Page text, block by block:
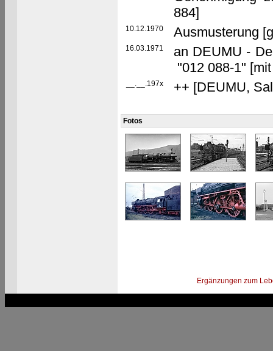
884]
10.12.1970 Ausmusterung
16.03.1971
an DEUMU -
"012 088-1"
__.__.197x ++ [DEUMU,
Fotos
Ergänzungen zum